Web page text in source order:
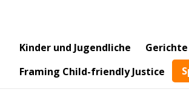
Main navigation
Kinder und Jugendliche
Framing Child-friendly Justice